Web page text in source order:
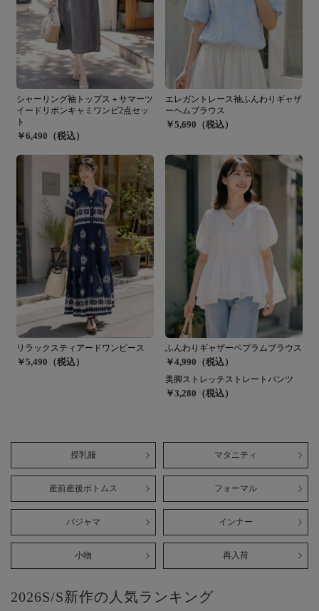
シャーリング袖トップス＋サマーツ
イードリボンキャミワンピ2点セッ
ト
￥6,490（税込）
エレガントレース袖ふんわりギャザ
ーヘムブラウス
￥5,690（税込）
リラックスティアードワンピース
￥5,490（税込）
ふんわりギャザーペプラムブラウス
￥4,990（税込）
美脚ストレッチストレートパンツ
￥3,280（税込）
授乳服 マタニティ
産前産後ボトムス フォーマル
パジャマ インナー
小物 再入荷
2026S/S新作の人気ランキング